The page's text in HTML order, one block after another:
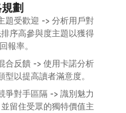
劃
題受歡迎 -> 分析用戶對
序高參與度主題以獲得
報率。
合反饋 -> 使用卡諾分析
以提高讀者滿意度。
爭對手區隔 -> 識別魅力
留住受眾的獨特價值主